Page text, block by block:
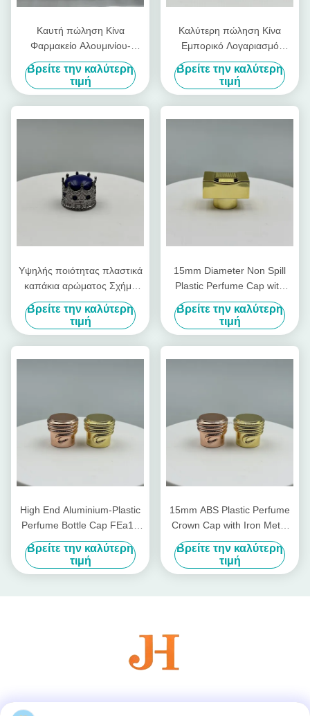
Καυτή πώληση Κίνα
Φαρμακείο Αλουμινίου-
Πλαστικού Μπουκάλι
Αρώματος Καπάκι Fea15
Μοντέλο Σιδηρούνου
Μεταλλικού Τύπου Κάλυψη
Βρείτε την καλύτερη
τιμή
Καλύτερη πώληση Κίνα
Εμπορικό Λογαριασμό
πλαστικών καπάκια
αρώματος λαμπερό καπάκι
αρώματος πολυτελή 15mm
αλουμινίου πλαστικό
μπουκάλι κάλυμμα
Βρείτε την καλύτερη
τιμή
Υψηλής ποιότητας πλαστικά
καπάκια αρώματος Σχήμα
στέμματος Λάμπερο καπάκι
αρώματος πλαστικό καπάκι
μπουκαλιού πλαστικό
κάλυμμα χρυσό υπάρχον
καπάκι εργοστασίου
Βρείτε την καλύτερη
τιμή
15mm Diameter Non Spill
Plastic Perfume Cap with
Customizable Design for
Premium Packaging
Βρείτε την καλύτερη
τιμή
High End Aluminium-Plastic
Perfume Bottle Cap FEa15
with Non Spill Design and 15
mm Diameter
Βρείτε την καλύτερη
τιμή
15mm ABS Plastic Perfume
Crown Cap with Iron Metal
Pump for Non-Refillable
Bottle Closures in Cosmetics
Industry
Βρείτε την καλύτερη
τιμή